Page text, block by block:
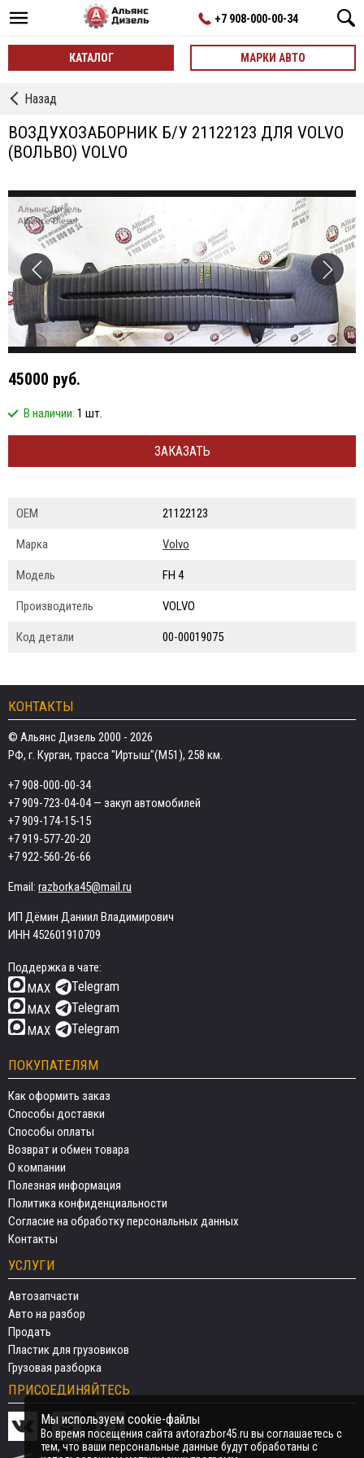
+7 908-000-00-34
КАТАЛОГ МАРКИ АВТО
←Назад
ВОЗДУХОЗАБОРНИК Б/У 21122123 ДЛЯ VOLVO
(ВОЛЬВО) VOLVO
45000 руб.
В наличии: 1 шт.
ЗАКАЗАТЬ
ОЕМ 21122123
Марка Volvo
Модель FH 4
Производитель VOLVO
Код детали 00-00019075
КОНТАКТЫ
© Альянс Дизель 2000 - 2026
РФ, г. Курган, трасса "Иртыш"(М51), 258 км.
+7 908-000-00-34
+7 909-723-04-04— закуп автомобилей
+7 909-174-15-15
+7 919-577-20-20
+7 922-560-26-66
Email: razborka45@mail.ru
ИП Дёмин Даниил Владимирович
ИНН 452601910709
Поддержка в чате:
MAX
Telegram
MAX Telegram
MAX Telegram
ПОКУПАТЕЛЯМ
Как оформить заказ
Способы доставки
Способы оплаты
Возврат и обмен товара
О компании
Полезная информация
Политика конфиденциальности
Согласие на обработку персональных данных
Контакты
УСЛУГИ
Автозапчасти
Авто на разбор
Продать
Пластик для грузовиков
Грузовая разборка
ПРИСОЕДИНЯЙТЕСЬ
Мы используем cookie-файлы
Во время посещения сайта avtorazbor45.ru вы соглашаетесь с
тем, что ваши персональные данные будут обработаны с